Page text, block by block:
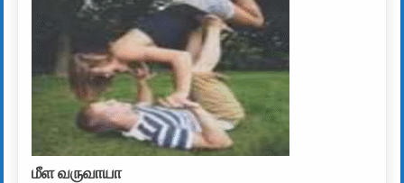
மீள வருவாயா